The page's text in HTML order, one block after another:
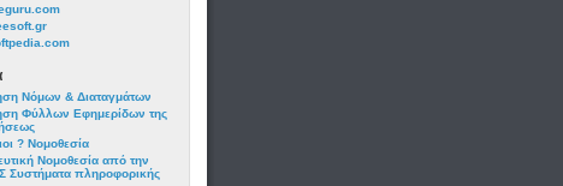
Νόμων & Διαταγμάτων
Φύλλων Εφημερίδων της
? Νομοθεσία
Νομοθεσία από την
πληροφορικής